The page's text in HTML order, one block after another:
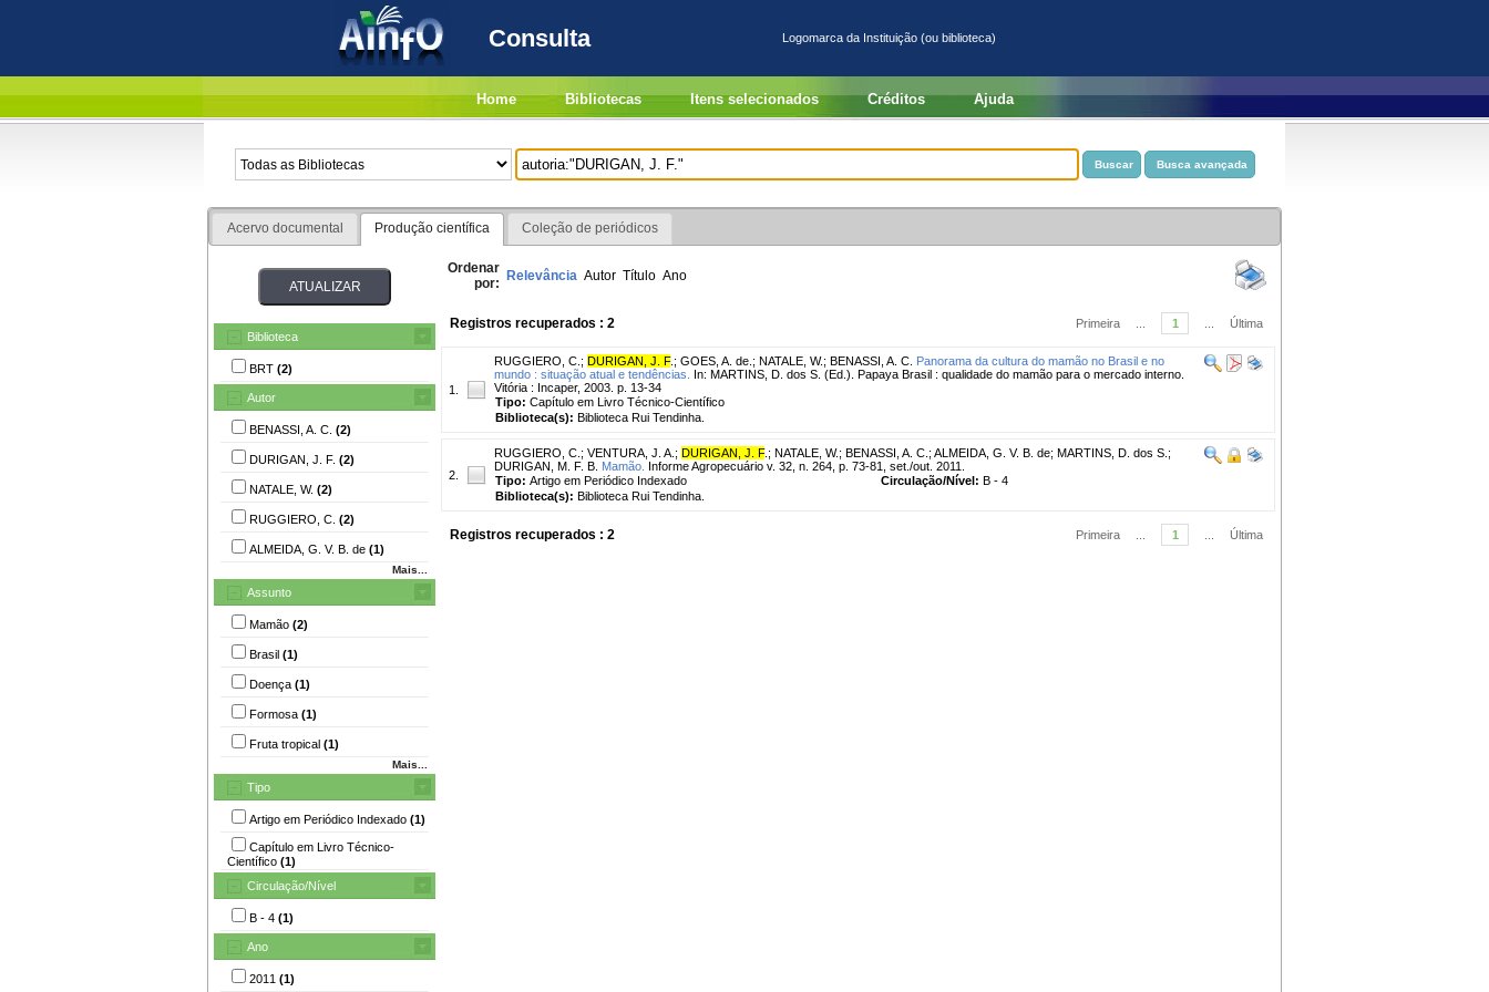
Consulta Logomarca da Instituição (ou biblioteca)
Home Bibliotecas Itens selecionados Créditos Ajuda
Acervo documental Produção científica Coleção de periódicos
Biblioteca
BRT (2)
Autor
BENASSI, A. C. (2)
DURIGAN, J. F. (2)
NATALE, W. (2)
RUGGIERO, C. (2)
ALMEIDA, G. V. B. de (1)
Mais...
Assunto
Mamão (2)
Brasil (1)
Doença (1)
Formosa (1)
Fruta tropical (1)
Mais...
Tipo
Artigo em Periódico Indexado (1)
Capítulo em Livro Técnico-
Científico (1)
Circulação/Nível
B - 4 (1)
Ano
2011 (1)
Ordenar
por: Relevância Autor Título Ano
Registros recuperados : 2 Primeira 1 Última
1.
RUGGIERO, C. ; DURIGAN, J. F. ; GOES, A. de. ; NATALE, W.; BENASSI, A. C. Panorama da cultura do mamão no Brasil e no
mundo : situação atual e tendências.
In: MARTINS, D. dos S. (Ed.). Papaya Brasil : qualidade do mamão para o mercado interno.
Vitória : Incaper, 2003. p. 13-34
Tipo: Capítulo em Livro Técnico-Científico
Biblioteca(s): Biblioteca Rui Tendinha.
2.
RUGGIERO, C. ; VENTURA, J. A. ; DURIGAN, J. F. ; NATALE, W.; BENASSI, A. C. ; ALMEIDA, G. V. B. de; MARTINS, D. dos S. ;
DURIGAN, M. F. B. Mamão. Informe Agropecuário v. 32, n. 264, p. 73-81, set./out. 2011.
Tipo: Artigo em Periódico Indexado Circulação/Nível: B - 4
Biblioteca(s): Biblioteca Rui Tendinha.
Registros recuperados : 2 Primeira 1 Última